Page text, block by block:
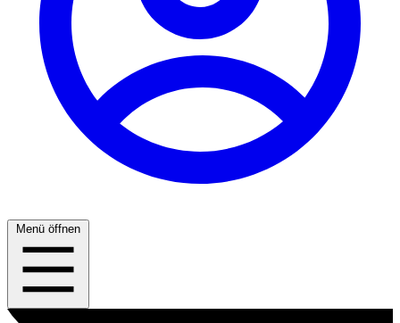
Menü öffnen